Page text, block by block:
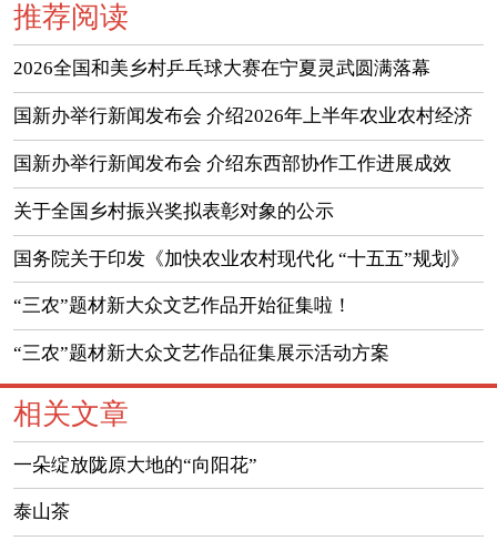
推荐阅读
2026全国和美乡村乒乓球大赛在宁夏灵武圆满落幕
国新办举行新闻发布会 介绍2026年上半年农业农村经济
运行情况
国新办举行新闻发布会 介绍东西部协作工作进展成效
（实录）
关于全国乡村振兴奖拟表彰对象的公示
国务院关于印发《加快农业农村现代化 “十五五”规划》
的通知
“三农”题材新大众文艺作品开始征集啦！
“三农”题材新大众文艺作品征集展示活动方案
相关文章
一朵绽放陇原大地的“向阳花”
泰山茶